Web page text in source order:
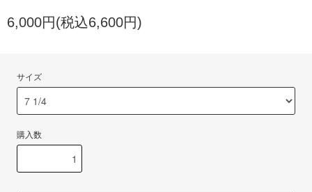
6,000円(税込6,600円)
サイズ
購入数